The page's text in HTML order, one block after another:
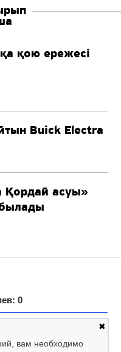
қою ережесі
Buick Electra
асуы»
0
✖
вам необходимо